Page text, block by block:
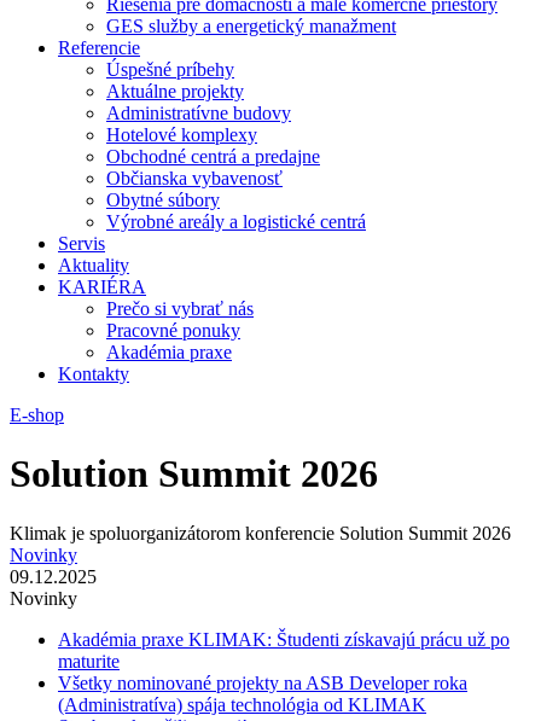
Riešenia pre domácnosti a malé komerčné priestory
GES služby a energetický manažment
Referencie
Úspešné príbehy
Aktuálne projekty
Administratívne budovy
Hotelové komplexy
Obchodné centrá a predajne
Občianska vybavenosť
Obytné súbory
Výrobné areály a logistické centrá
Servis
Aktuality
KARIÉRA
Prečo si vybrať nás
Pracovné ponuky
Akadémia praxe
Kontakty
E-shop
Solution Summit 2026
Klimak je spoluorganizátorom konferencie Solution Summit 2026
Novinky
09.12.2025
Novinky
Akadémia praxe KLIMAK: Študenti získavajú prácu už po
maturite
Všetky nominované projekty na ASB Developer roka
(Administratíva) spája technológia od KLIMAK